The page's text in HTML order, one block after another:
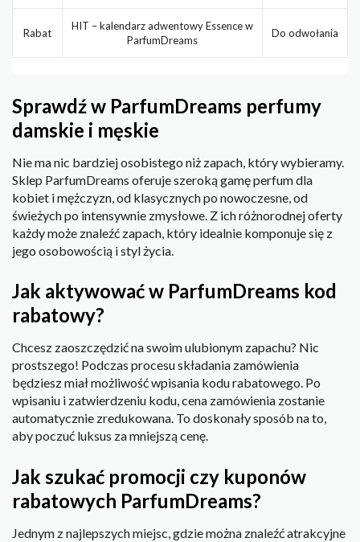
Rabat
HIT – kalendarz adwentowy Essence w
ParfumDreams
Do odwołania
Sprawdź w ParfumDreams perfumy
damskie i męskie
Nie ma nic bardziej osobistego niż zapach, który wybieramy.
Sklep ParfumDreams oferuje szeroką gamę perfum dla
kobiet i mężczyzn, od klasycznych po nowoczesne, od
świeżych po intensywnie zmysłowe. Z ich różnorodnej oferty
każdy może znaleźć zapach, który idealnie komponuje się z
jego osobowością i styl życia.
Jak aktywować w ParfumDreams kod
rabatowy?
Chcesz zaoszczędzić na swoim ulubionym zapachu? Nic
prostszego! Podczas procesu składania zamówienia
będziesz miał możliwość wpisania kodu rabatowego. Po
wpisaniu i zatwierdzeniu kodu, cena zamówienia zostanie
automatycznie zredukowana. To doskonały sposób na to,
aby poczuć luksus za mniejszą cenę.
Jak szukać promocji czy kuponów
rabatowych ParfumDreams?
Jednym z najlepszych miejsc, gdzie można znaleźć atrakcyjne